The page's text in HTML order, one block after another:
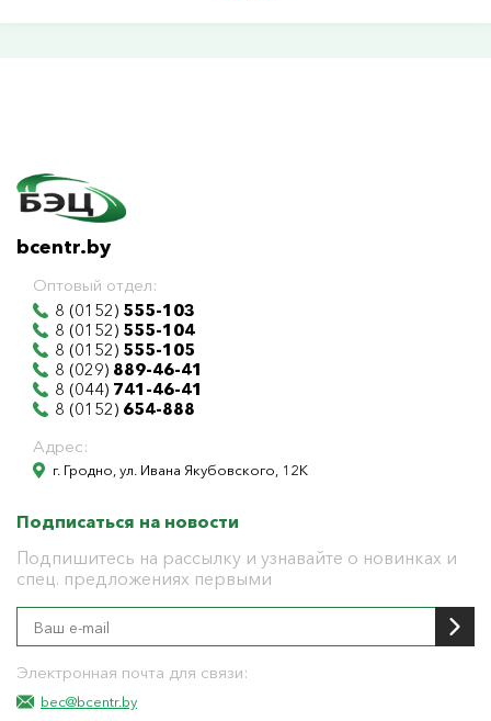
bcentr.by
Оптовый отдел:
8 (0152) 555-103
8 (0152) 555-104
8 (0152) 555-105
8 (029) 889-46-41
8 (044) 741-46-41
8 (0152) 654-888
Адрес:
г. Гродно, ул. Ивана Якубовского, 12К
Подписаться на новости
Подпишитесь на рассылку и узнавайте о новинках и
спец. предложениях первыми
Электронная почта для связи:
bec@bcentr.by